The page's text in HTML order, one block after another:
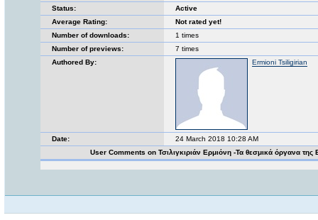
Status:
Active
Average Rating:
Not rated yet!
Number of downloads:
1 times
Number of previews:
7 times
Authored By:
Ermioni Tsiligirian
Date:
24 March 2018 10:28 AM
User Comments on Τσιλιγκιριάν Ερμιόνη -Τα θεσμικά όργανα